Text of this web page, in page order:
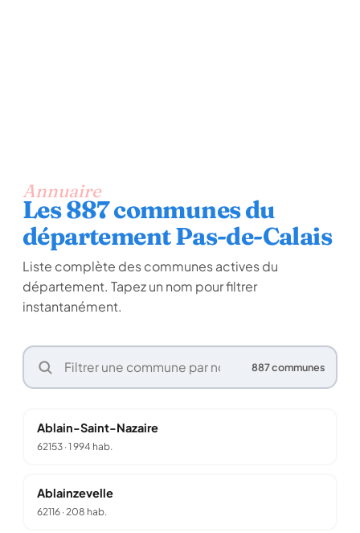
Annuaire
Les 887 communes du
département Pas-de-Calais
Liste complète des communes actives du
département. Tapez un nom pour filtrer
instantanément.
887 communes
Ablain-Saint-Nazaire
62153·1 994 hab.
Ablainzevelle
62116·208 hab.